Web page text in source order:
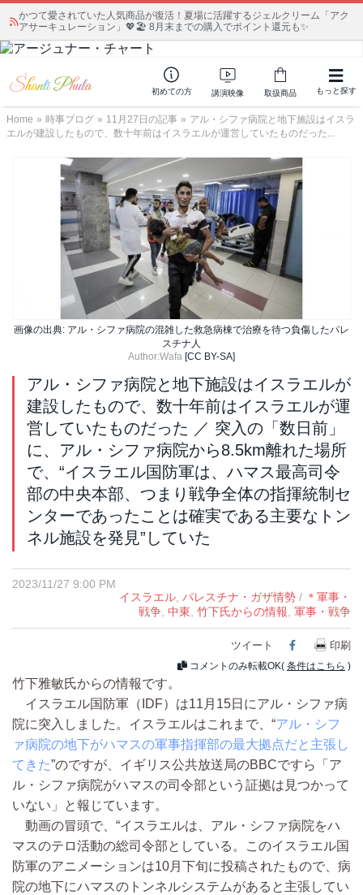
かつて愛されていた人気商品が復活！夏場に活躍するジェルクリーム「アク
アサーキュレーション」💖🏖️ 8月末までの購入でポイント還元も✨
初めての方 講演映像 取扱商品 もっと探す
Home » 時事ブログ » 11月27日の記事 » アル・シファ病院と地下施設はイスラ
エルが建設したもので、数十年前はイスラエルが運営していたものだった...
画像の出典: アル・シファ病院の混雑した救急病棟で治療を待つ負傷したパレ
スチナ人
Author:Wafa [CC BY-SA]
アル・シファ病院と地下施設はイスラエルが
建設したもので、数十年前はイスラエルが運
営していたものだった ／ 突入の「数日前」
に、アル・シファ病院から8.5km離れた場所
で、“イスラエル国防軍は、ハマス最高司令
部の中央本部、つまり戦争全体の指揮統制セ
ンターであったことは確実である主要なトン
ネル施設を発見”していた
2023/11/27 9:00 PM
イスラエル, パレスチナ・ガザ情勢 / ＊軍事・
戦争, 中東, 竹下氏からの情報, 軍事・戦争
ツイート Facebook
印刷
コメントのみ転載OK( 条件はこちら )
竹下雅敏氏からの情報です。
イスラエル国防軍（IDF）は11月15日にアル・シファ病
院に突入しました。イスラエルはこれまで、“アル・シフ
ァ病院の地下がハマスの軍事指揮部の最大拠点だと主張し
てきた”のですが、イギリス公共放送局のBBCですら「ア
ル・シファ病院がハマスの司令部という証拠は見つかって
いない」と報じています。
動画の冒頭で、“イスラエルは、アル・シファ病院をハ
マスのテロ活動の総司令部としている。このイスラエル国
防軍のアニメーションは10月下旬に投稿されたもので、病
院の地下にハマスのトンネルシステムがあると主張してい